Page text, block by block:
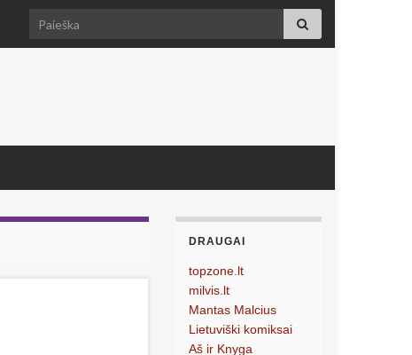
Search for:
DRAUGAI
topzone.lt
milvis.lt
Mantas Malcius
Lietuviški komiksai
Aš ir Knyga